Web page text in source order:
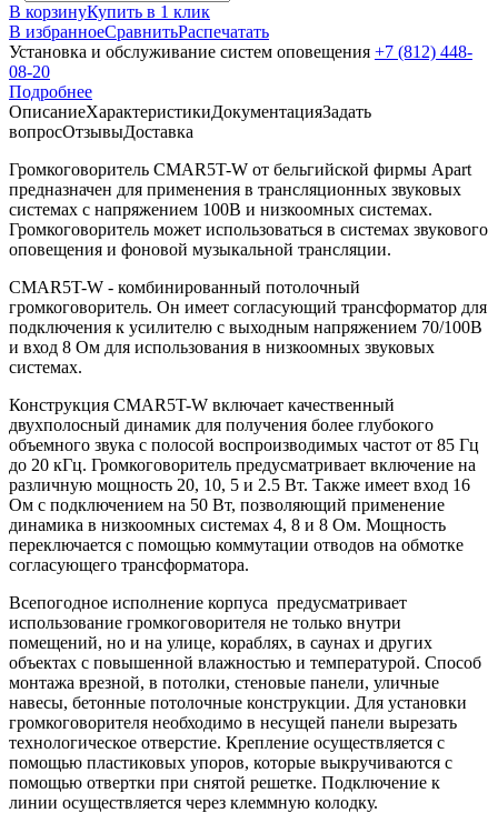
В корзинуКупить в 1 клик
В избранноеСравнитьРаспечатать
Установка и обслуживание систем оповещения +7 (812) 448-
08-20
Подробнее
ОписаниеХарактеристикиДокументацияЗадать
вопросОтзывыДоставка
Громкоговоритель CMAR5T-W от бельгийской фирмы Apart
предназначен для применения в трансляционных звуковых
системах с напряжением 100В и низкоомных системах.
Громкоговоритель может использоваться в системах звукового
оповещения и фоновой музыкальной трансляции.
CMAR5T-W - комбинированный потолочный
громкоговоритель. Он имеет согласующий трансформатор для
подключения к усилителю с выходным напряжением 70/100В
и вход 8 Ом для использования в низкоомных звуковых
системах.
Конструкция CMAR5T-W включает качественный
двухполосный динамик для получения более глубокого
объемного звука с полосой воспроизводимых частот от 85 Гц
до 20 кГц. Громкоговоритель предусматривает включение на
различную мощность 20, 10, 5 и 2.5 Вт. Также имеет вход 16
Ом с подключением на 50 Вт, позволяющий применение
динамика в низкоомных системах 4, 8 и 8 Ом. Мощность
переключается с помощью коммутации отводов на обмотке
согласующего трансформатора.
Всепогодное исполнение корпуса предусматривает
использование громкоговорителя не только внутри
помещений, но и на улице, кораблях, в саунах и других
объектах с повышенной влажностью и температурой. Способ
монтажа врезной, в потолки, стеновые панели, уличные
навесы, бетонные потолочные конструкции. Для установки
громкоговорителя необходимо в несущей панели вырезать
технологическое отверстие. Крепление осуществляется с
помощью пластиковых упоров, которые выкручиваются с
помощью отвертки при снятой решетке. Подключение к
линии осуществляется через клеммную колодку.